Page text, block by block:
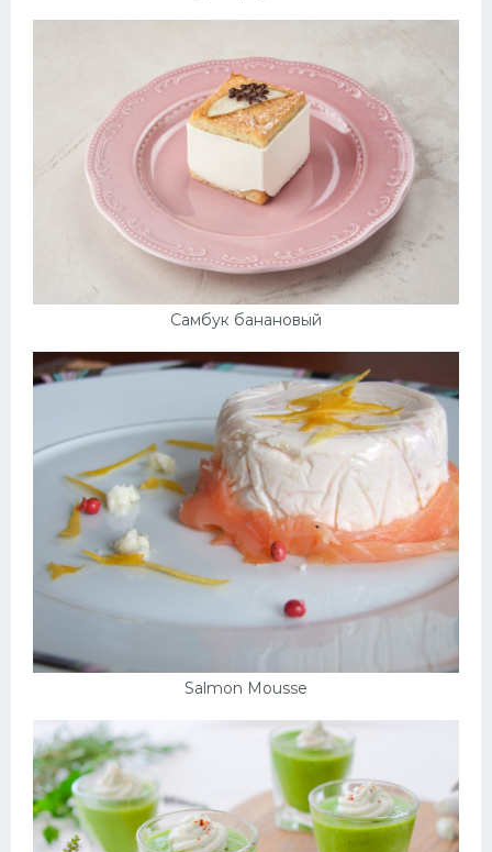
Самбук банановый
Salmon Mousse